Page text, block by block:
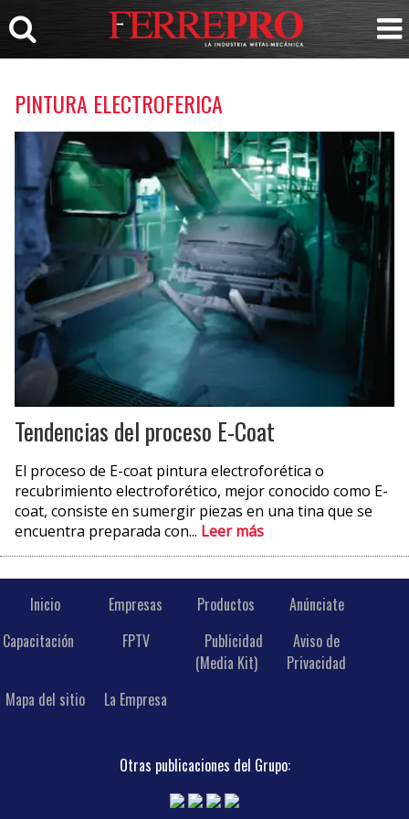
PINTURA ELECTROFERICA
Tendencias del proceso E-Coat
El proceso de E-coat pintura electroforética o
recubrimiento electroforético, mejor conocido como E-
coat, consiste en sumergir piezas en una tina que se
encuentra preparada con... Leer más
Inicio Empresas Productos
Anúnciate
Capacitación
FPTV
Publicidad
(Media Kit)
Aviso de
Privacidad
Mapa del sitio
La Empresa
Otras publicaciones del Grupo: